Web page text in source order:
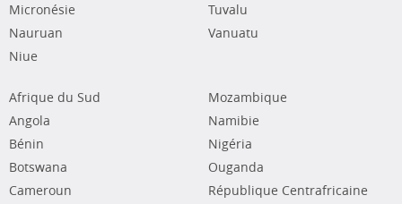
Micronésie
Nauruan
Niue
Tuvalu
Vanuatu
Afrique du Sud
Angola
Bénin
Botswana
Cameroun
Mozambique
Namibie
Nigéria
Ouganda
République Centrafricaine